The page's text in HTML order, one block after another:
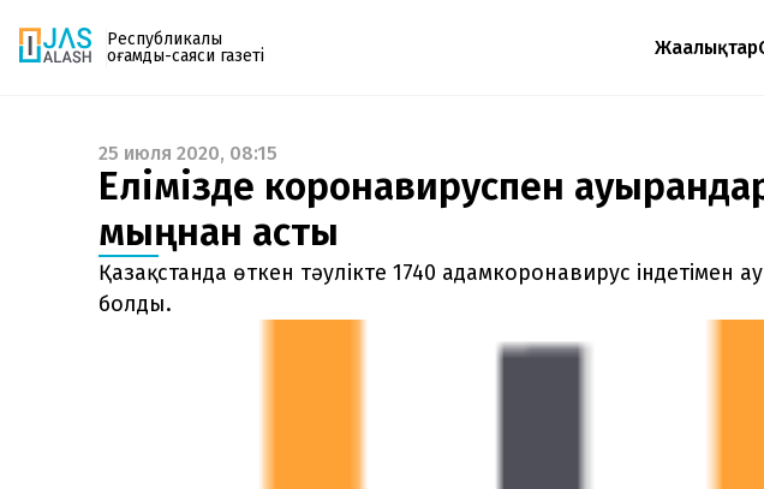
Республикалық
қоғамдық-саяси газеті
Жаңалықтар
Газетке жазылу
PDF форматтағы газетті ай сайын электронды
поштаңызға алып отырыңыз. Жаңа нөмір
шыққан сәтте сізге бірден жіберіледі. Тек email
енгізіңіз, біз қалғанын өзіміз жібереміз.
25 июля 2020, 08:15
Елімізде коронавируспен
мыңнан асты
Қазақстанда өткен тәулікте 1740 адамкоронавирус індетімен
болды.